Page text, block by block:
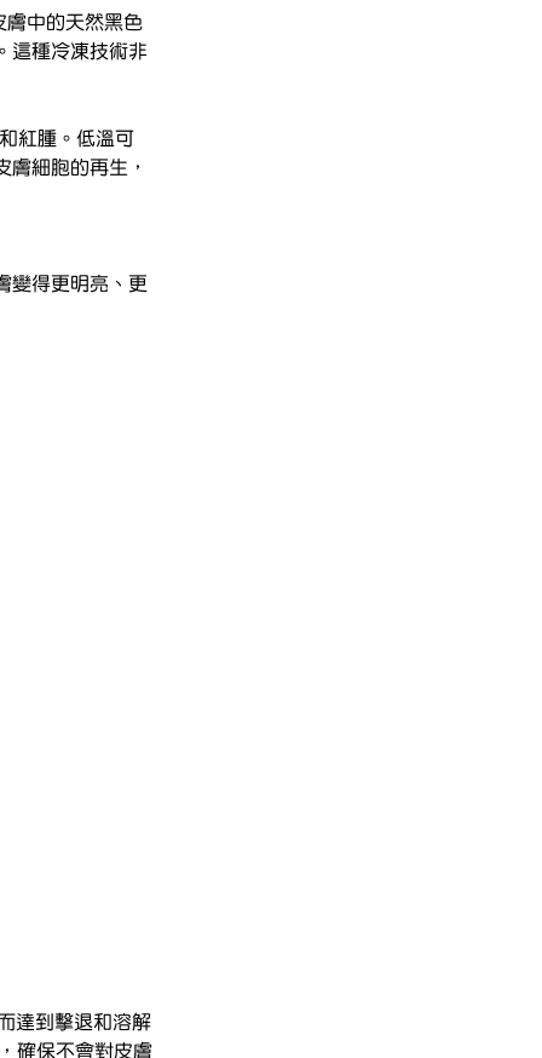
膚中的天然黑色
這種冷凍技術非
紅腫。低溫可
細胞的再生，
變得更明亮、更
達到擊退和溶解
確保不會對皮膚